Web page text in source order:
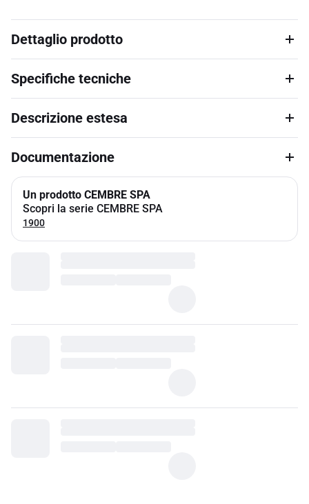
Dettaglio prodotto
Specifiche tecniche
Descrizione estesa
Documentazione
Un prodotto CEMBRE SPA
Scopri la serie CEMBRE SPA
1900